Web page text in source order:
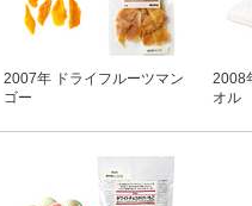
2007年 ドライフルーツマン
ゴー
2008
オル